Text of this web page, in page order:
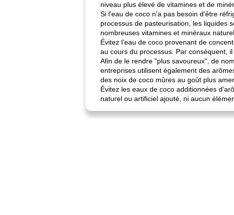
niveau plus élevé de vitamines et de
Si l'eau de coco n'a pas besoin d'être
processus de pasteurisation, les liquides
nombreuses vitamines et minéraux
Évitez l’eau de coco provenant de
au cours du processus. Par conséquent,
Afin de le rendre "plus savoureux", de
entreprises utilisent également des
des noix de coco mûres au goût plus
Évitez les eaux de coco additionnées
naturel ou artificiel ajouté, ni aucun